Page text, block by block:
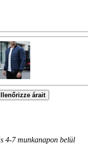
árait
4-7 munkanapon belül